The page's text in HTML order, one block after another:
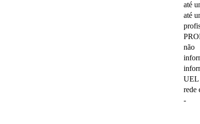
até
até
não
UEL
rede
-